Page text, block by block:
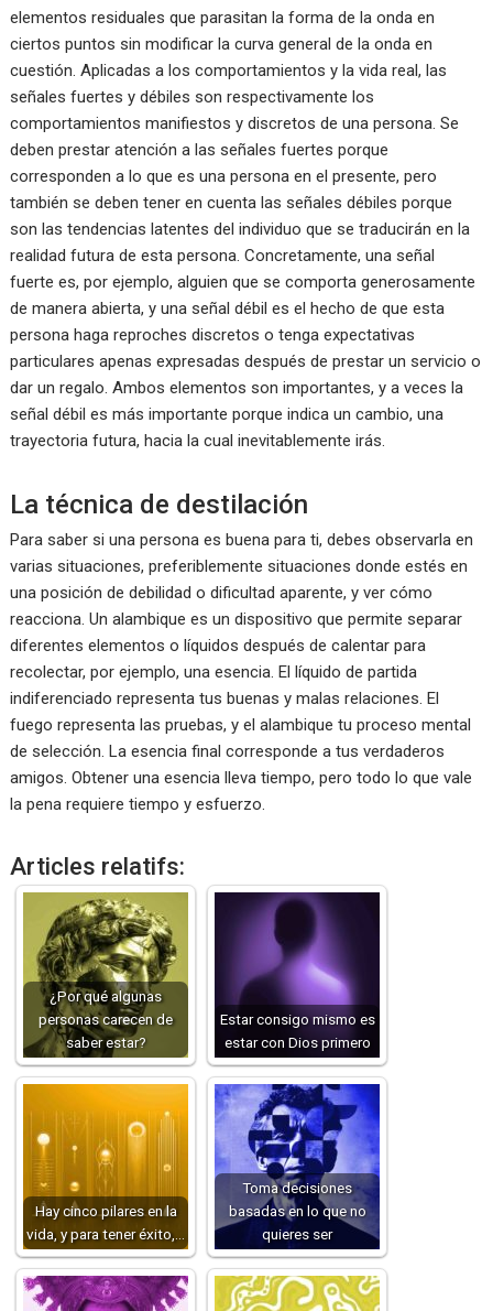
elementos residuales que parasitan la forma de la onda en
ciertos puntos sin modificar la curva general de la onda en
cuestión. Aplicadas a los comportamientos y la vida real, las
señales fuertes y débiles son respectivamente los
comportamientos manifiestos y discretos de una persona. Se
deben prestar atención a las señales fuertes porque
corresponden a lo que es una persona en el presente, pero
también se deben tener en cuenta las señales débiles porque
son las tendencias latentes del individuo que se traducirán en la
realidad futura de esta persona. Concretamente, una señal
fuerte es, por ejemplo, alguien que se comporta generosamente
de manera abierta, y una señal débil es el hecho de que esta
persona haga reproches discretos o tenga expectativas
particulares apenas expresadas después de prestar un servicio o
dar un regalo. Ambos elementos son importantes, y a veces la
señal débil es más importante porque indica un cambio, una
trayectoria futura, hacia la cual inevitablemente irás.
La técnica de destilación
Para saber si una persona es buena para ti, debes observarla en
varias situaciones, preferiblemente situaciones donde estés en
una posición de debilidad o dificultad aparente, y ver cómo
reacciona. Un alambique es un dispositivo que permite separar
diferentes elementos o líquidos después de calentar para
recolectar, por ejemplo, una esencia. El líquido de partida
indiferenciado representa tus buenas y malas relaciones. El
fuego representa las pruebas, y el alambique tu proceso mental
de selección. La esencia final corresponde a tus verdaderos
amigos. Obtener una esencia lleva tiempo, pero todo lo que vale
la pena requiere tiempo y esfuerzo.
Articles relatifs:
¿Por qué algunas
personas carecen de
saber estar?
Estar consigo mismo es
estar con Dios primero
Hay cinco pilares en la
vida, y para tener éxito,…
Toma decisiones
basadas en lo que no
quieres ser